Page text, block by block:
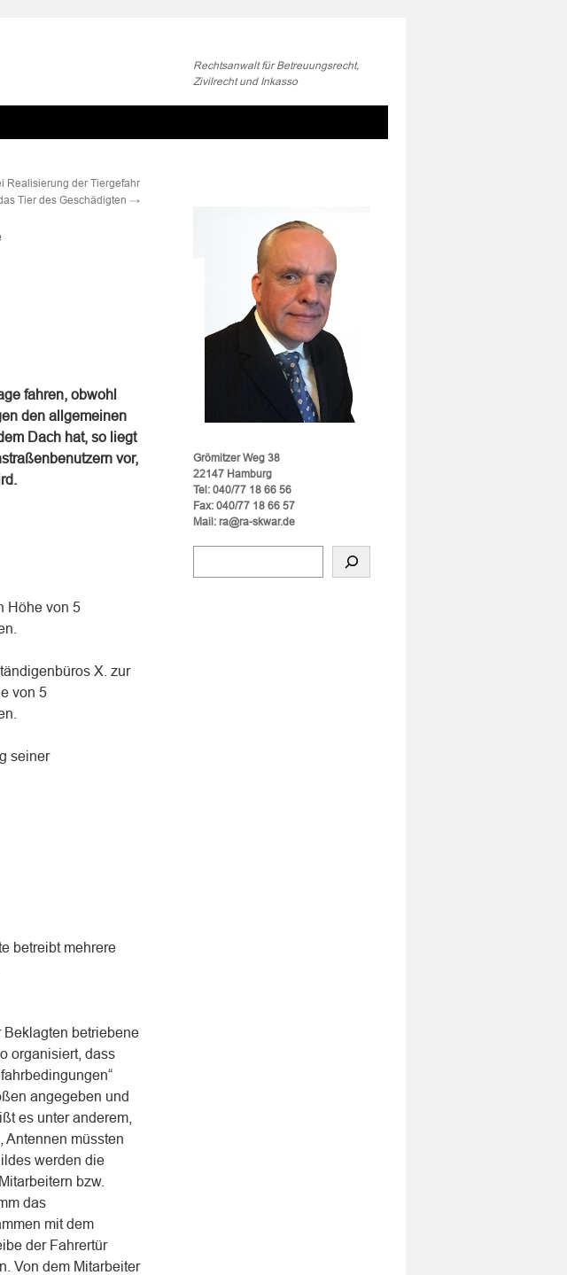
Rechtsanwalt für Betreuungsrecht,
Zivilrecht und Inkasso
Realisierung der Tiergefahr
Tier des Geschädigten →
fahren, obwohl
den allgemeinen
Dach hat, so liegt
vor,
Höhe von 5
X. zur
von 5
seiner
betreibt mehrere
Beklagten betriebene
organisiert, dass
angegeben und
es unter anderem,
Antennen müssten
werden die
bzw.
das
mit dem
der Fahrertür
Von dem Mitarbeiter
Grömitzer Weg 38
22147 Hamburg
Tel: 040/77 18 66 56
Fax: 040/77 18 66 57
Mail: ra@ra-skwar.de